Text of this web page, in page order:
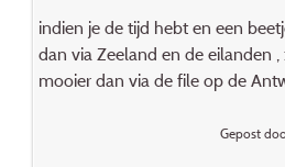
indien je de tijd hebt en een
dan via Zeeland en de eilanden
mooier dan via de file op de
Gepost